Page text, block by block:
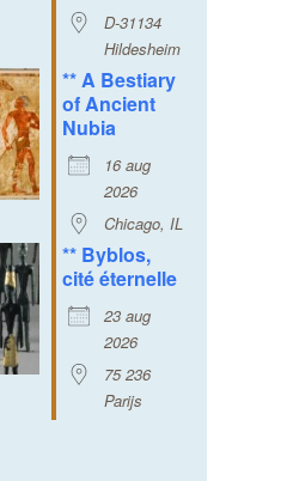
D-31134
Hildesheim
** A Bestiary
of Ancient
Nubia
16 aug
2026
Chicago, IL
** Byblos,
cité éternelle
23 aug
2026
75 236
Parijs